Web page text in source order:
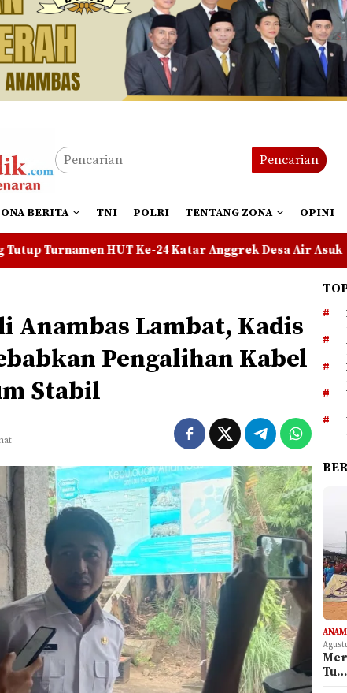
Pencarian
BERITA TNI POLRI TENTANG ZONA OPINI
24 Katar Anggrek Desa Air Asuk Pelajar Pulau
Anambas Lambat, Kadis
Pengalihan Kabel
Stabil
Tu…